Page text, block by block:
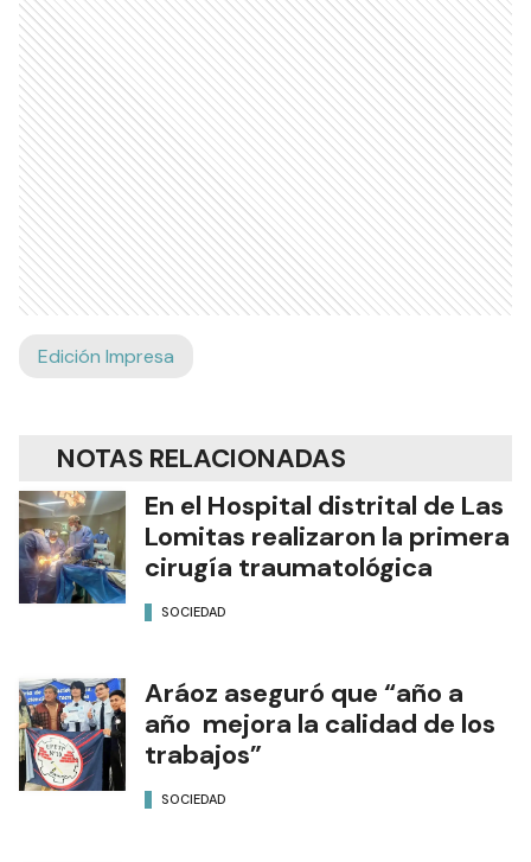
Edición Impresa
NOTAS RELACIONADAS
En el Hospital distrital de Las
Lomitas realizaron la primera
cirugía traumatológica
SOCIEDAD
Aráoz aseguró que “año a
año mejora la calidad de los
trabajos”
SOCIEDAD